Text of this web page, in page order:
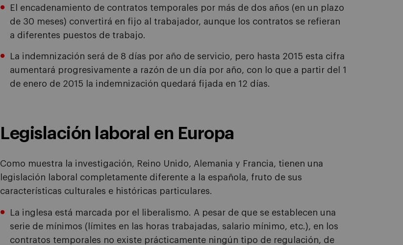
El encadenamiento de contratos temporales por más de dos años (en un plazo
de 30 meses) convertirá en fijo al trabajador, aunque los contratos se refieran
a diferentes puestos de trabajo.
La indemnización será de 8 días por año de servicio, pero hasta 2015 esta cifra
aumentará progresivamente a razón de un día por año, con lo que a partir del 1
de enero de 2015 la indemnización quedará fijada en 12 días.
Legislación laboral en Europa
Como muestra la investigación, Reino Unido, Alemania y Francia, tienen una
legislación laboral completamente diferente a la española, fruto de sus
características culturales e históricas particulares.
La inglesa está marcada por el liberalismo. A pesar de que se establecen una
serie de mínimos (límites en las horas trabajadas, salario mínimo, etc.), en los
contratos temporales no existe prácticamente ningún tipo de regulación, de